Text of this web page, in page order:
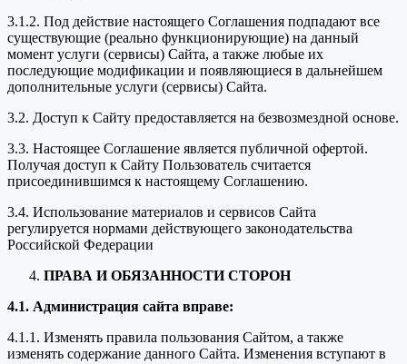
3.1.2. Под действие настоящего Соглашения подпадают все
существующие (реально функционирующие) на данный
момент услуги (сервисы) Сайта, а также любые их
последующие модификации и появляющиеся в дальнейшем
дополнительные услуги (сервисы) Сайта.
3.2. Доступ к Сайту предоставляется на безвозмездной основе.
3.3. Настоящее Соглашение является публичной офертой.
Получая доступ к Сайту Пользователь считается
присоединившимся к настоящему Соглашению.
3.4. Использование материалов и сервисов Сайта
регулируется нормами действующего законодательства
Российской Федерации
ПРАВА И ОБЯЗАННОСТИ СТОРОН
4.1. Администрация сайта вправе:
4.1.1. Изменять правила пользования Сайтом, а также
изменять содержание данного Сайта. Изменения вступают в